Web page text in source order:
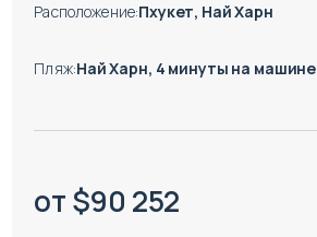
Расположение:Пхукет, Най Харн
Пляж:Най Харн, 4 минуты на машине
от$90 252